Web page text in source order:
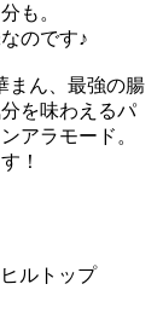
も。
のです♪
まん、最強の腸
を味わえるパ
アラモード。
！
ルトップ